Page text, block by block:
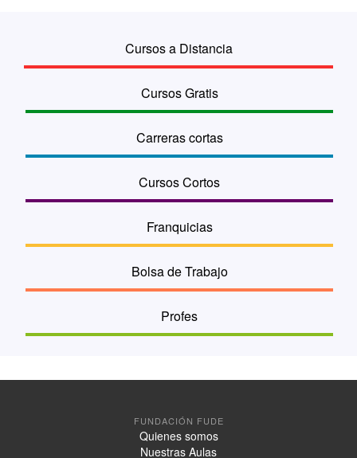
Cursos a Distancia
Cursos Gratis
Carreras cortas
Cursos Cortos
Franquicias
Bolsa de Trabajo
Profes
FUNDACIÓN FUDE
Quienes somos
Nuestras Aulas